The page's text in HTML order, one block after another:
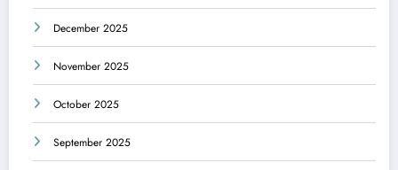
December 2025
November 2025
October 2025
September 2025